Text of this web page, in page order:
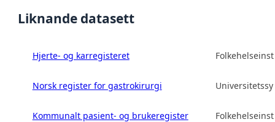
Liknande datasett
Hjerte- og karregisteret
Norsk register for gastrokirurgi
Kommunalt pasient- og brukeregister